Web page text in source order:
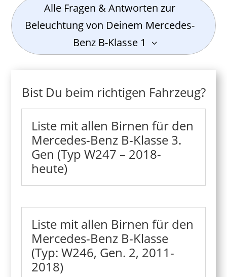
Alle Fragen & Antworten zur
Beleuchtung von Deinem Mercedes-
Benz B-Klasse 1
Bist Du beim richtigen Fahrzeug?
Liste mit allen Birnen für den
Mercedes-Benz B-Klasse 3.
Gen (Typ W247 – 2018-
heute)
Liste mit allen Birnen für den
Mercedes-Benz B-Klasse
(Typ: W246, Gen. 2, 2011-
2018)